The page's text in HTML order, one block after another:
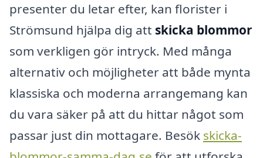
presenter du letar efter, kan florister i
Strömsund hjälpa dig att skicka blommor
som verkligen gör intryck. Med många
alternativ och möjligheter att både mynta
klassiska och moderna arrangemang kan
du vara säker på att du hittar något som
passar just din mottagare. Besök skicka-